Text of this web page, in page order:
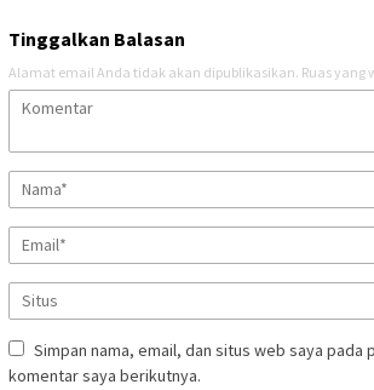
Tinggalkan Balasan
Alamat email Anda tidak akan dipublikasikan. Ruas yang
Simpan nama, email, dan situs web saya pada
komentar saya berikutnya.